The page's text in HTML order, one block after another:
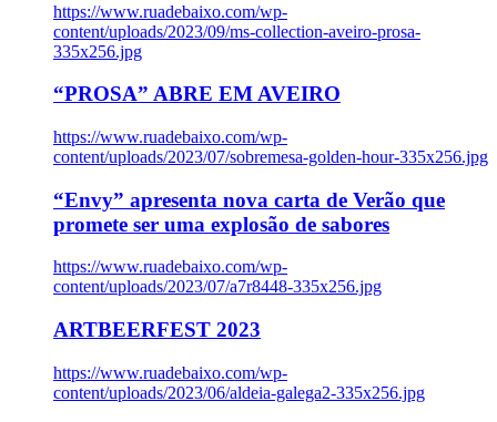
https://www.ruadebaixo.com/wp-
content/uploads/2023/09/ms-collection-aveiro-prosa-
335x256.jpg
“PROSA” ABRE EM AVEIRO
https://www.ruadebaixo.com/wp-
content/uploads/2023/07/sobremesa-golden-hour-335x256.jpg
“Envy” apresenta nova carta de Verão que
promete ser uma explosão de sabores
https://www.ruadebaixo.com/wp-
content/uploads/2023/07/a7r8448-335x256.jpg
ARTBEERFEST 2023
https://www.ruadebaixo.com/wp-
content/uploads/2023/06/aldeia-galega2-335x256.jpg